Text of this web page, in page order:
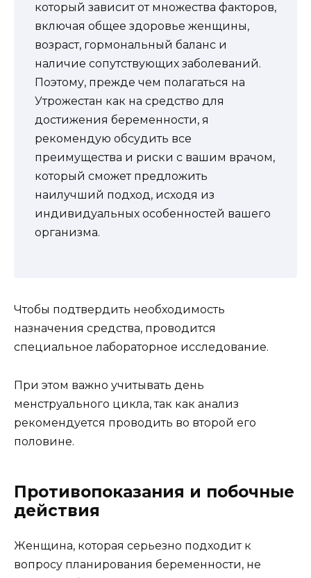
который зависит от множества факторов,
включая общее здоровье женщины,
возраст, гормональный баланс и
наличие сопутствующих заболеваний.
Поэтому, прежде чем полагаться на
Утрожестан как на средство для
достижения беременности, я
рекомендую обсудить все
преимущества и риски с вашим врачом,
который сможет предложить
наилучший подход, исходя из
индивидуальных особенностей вашего
организма.
Чтобы подтвердить необходимость
назначения средства, проводится
специальное лабораторное исследование.
При этом важно учитывать день
менструального цикла, так как анализ
рекомендуется проводить во второй его
половине.
Противопоказания и побочные
действия
Женщина, которая серьезно подходит к
вопросу планирования беременности, не